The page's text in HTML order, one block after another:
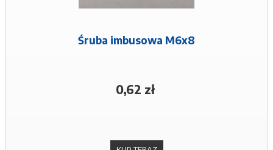
Śruba imbusowa M6x8
0,62 zł